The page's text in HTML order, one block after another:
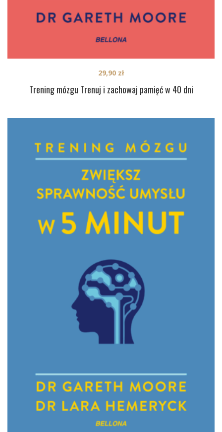
Trening mózgu Trenuj i zachowaj pamięć w 40 dni
29,90 zł